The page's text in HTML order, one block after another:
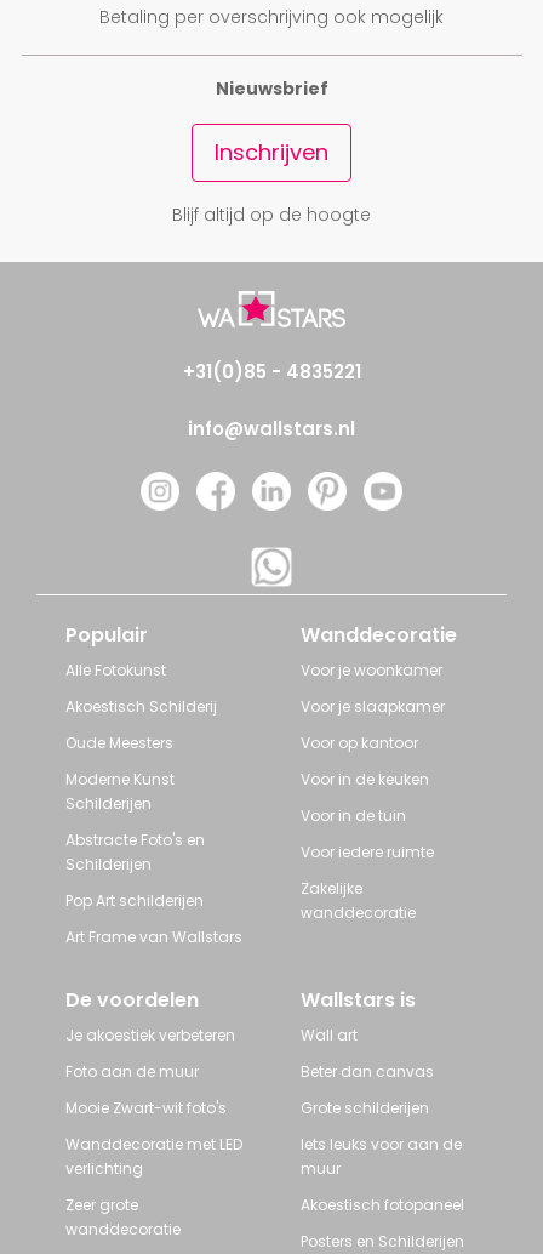
Betaling per overschrijving ook mogelijk
Nieuwsbrief
Inschrijven
Blijf altijd op de hoogte
+31(0)85 - 4835221
info@wallstars.nl
Populair
Alle Fotokunst
Akoestisch Schilderij
Oude Meesters
Moderne Kunst
Schilderijen
Abstracte Foto's en
Schilderijen
Pop Art schilderijen
Art Frame van Wallstars
Wanddecoratie
Voor je woonkamer
Voor je slaapkamer
Voor op kantoor
Voor in de keuken
Voor in de tuin
Voor iedere ruimte
Zakelijke
wanddecoratie
De voordelen
Je akoestiek verbeteren
Foto aan de muur
Mooie Zwart-wit foto's
Wanddecoratie met LED
verlichting
Zeer grote
wanddecoratie
Wallstars is
Wall art
Beter dan canvas
Grote schilderijen
Iets leuks voor aan de
muur
Akoestisch fotopaneel
Posters en Schilderijen